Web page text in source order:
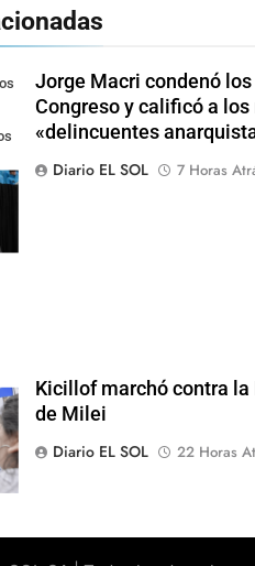
Jorge Macri condenó
Congreso y calificó a
«delincuentes
Diario EL SOL
7 Horas
Kicillof marchó contra la
de Milei
Diario EL SOL
22 Horas